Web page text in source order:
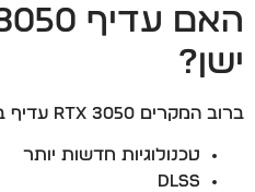
ישן?
ברוב המקרים RTX 3050 עדיף בגלל:
טכנולוגיות חדשות יותר
DLSS